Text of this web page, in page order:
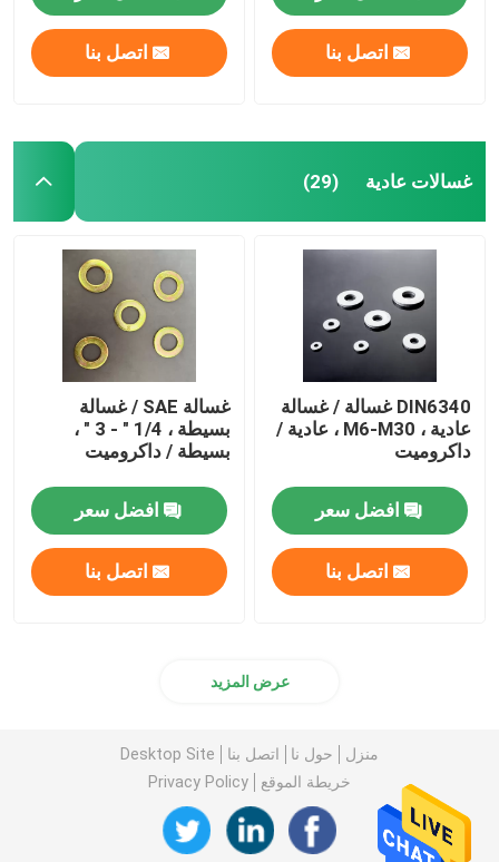
اتصل بنا اتصل بنا
غسالات عادية (29)
DIN6340 غسالة / غسالة
عادية ، M6-M30 ، عادية /
داكروميت
افضل سعر
اتصل بنا
غسالة SAE / غسالة
بسيطة ، 1/4 " - 3 " ،
بسيطة / داكروميت
افضل سعر
اتصل بنا
عرض المزيد
منزل حول نا اتصل بنا
Desktop Site
خريطة الموقع
Privacy Policy